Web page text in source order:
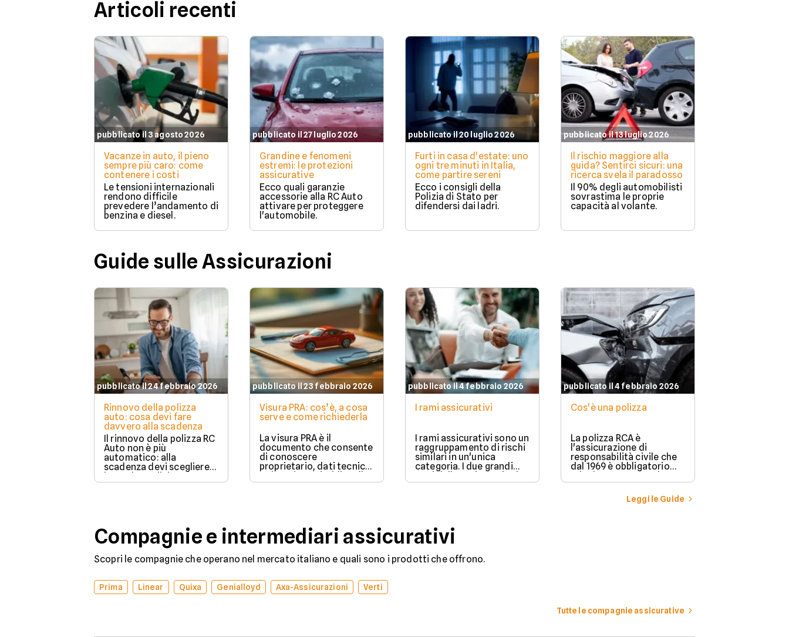
Articoli recenti
pubblicato il 3 agosto 2026
Vacanze in auto, il pieno
sempre più caro: come
contenere i costi
Le tensioni internazionali
rendono difficile
prevedere l’andamento di
benzina e diesel.
pubblicato il 27 luglio 2026
Grandine e fenomeni
estremi: le protezioni
assicurative
Ecco quali garanzie
accessorie alla RC Auto
attivare per proteggere
l'automobile.
pubblicato il 20 luglio 2026
Furti in casa d'estate: uno
ogni tre minuti in Italia,
come partire sereni
Ecco i consigli della
Polizia di Stato per
difendersi dai ladri.
pubblicato il 13 luglio 2026
Il rischio maggiore alla
guida? Sentirci sicuri: una
ricerca svela il paradosso
Il 90% degli automobilisti
sovrastima le proprie
capacità al volante.
Guide sulle Assicurazioni
pubblicato il 24 febbraio 2026
Rinnovo della polizza
auto: cosa devi fare
davvero alla scadenza
Il rinnovo della polizza RC
Auto non è più
automatico: alla
scadenza devi scegliere
in modo esplicito se
rinnovare con la stessa
pubblicato il 23 febbraio 2026
Visura PRA: cos’è, a cosa
serve e come richiederla
La visura PRA è il
documento che consente
di conoscere
proprietario, dati tecnici
e situazione giuridica di
un veicolo iscritto al
pubblicato il 4 febbraio 2026
I rami assicurativi
I rami assicurativi sono un
raggruppamento di rischi
similari in un'unica
categoria. I due grandi
rami delle assicurazioni
sono il ramo danni e il
pubblicato il 4 febbraio 2026
Cos'è una polizza
La polizza RCA è
l'assicurazione di
responsabilità civile che
dal 1969 è obbligatorio
stipulare per possedere e
guidare in Italia un
veicolo a motore.Leggi le Guide
Compagnie e intermediari assicurativi
Scopri le compagnie che operano nel mercato italiano e quali sono i prodotti che offrono.
Prima Linear Quixa Genialloyd Axa-Assicurazioni Verti
Tutte le compagnie assicurative